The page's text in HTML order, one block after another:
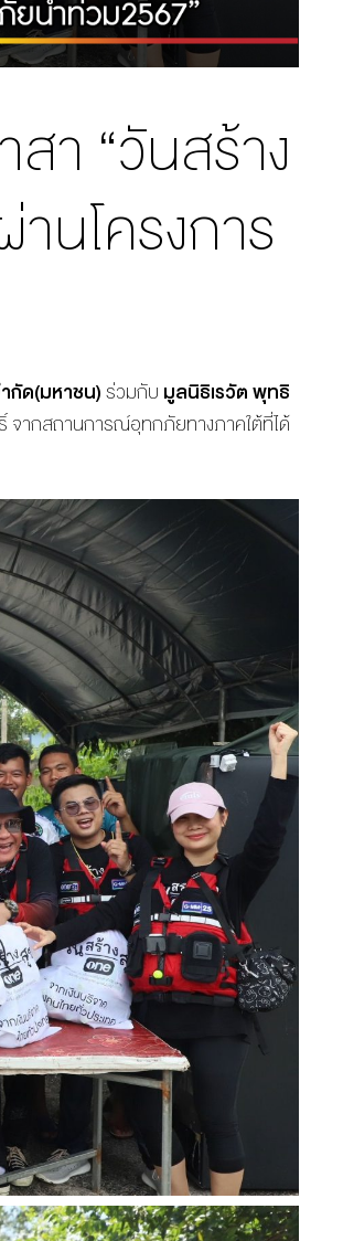
า “วันสร้าง
นโครงการ
กัด(มหาชน)ร่วมกับ มูลนิธิเรวัต พุทธิ
ธิ์ จากสถานการณ์อุทกภัยทางภาคใต้ที่ได้